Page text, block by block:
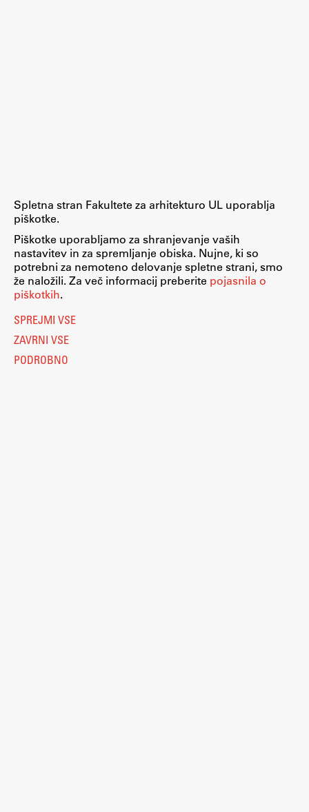
Spletna stran Fakultete za arhitekturo UL uporablja
piškotke.
Piškotke uporabljamo za shranjevanje vaših
nastavitev in za spremljanje obiska. Nujne, ki so
potrebni za nemoteno delovanje spletne strani, smo
že naložili. Za več informacij preberite pojasnila o
piškotkih.
SPREJMI VSE
ZAVRNI VSE
PODROBNO